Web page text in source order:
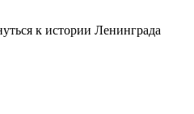
к истории Ленинграда